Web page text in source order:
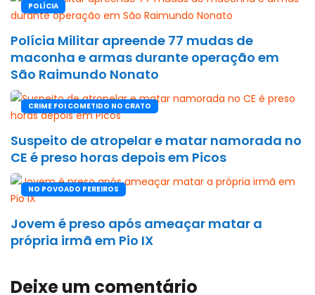
POLÍCIA
Polícia Militar apreende 77 mudas de
maconha e armas durante operação em
São Raimundo Nonato
CRIME FOI COMETIDO NO CRATO
Suspeito de atropelar e matar namorada no
CE é preso horas depois em Picos
NO POVOADO PEREIROS
Jovem é preso após ameaçar matar a
própria irmã em Pio IX
Deixe um comentário